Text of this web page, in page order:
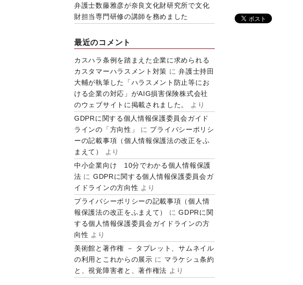
弁護士数藤雅彦が奈良文化財研究所で文化
財担当専門研修の講師を務めました
最近のコメント
カスハラ条例を踏まえた企業に求められる
カスタマーハラスメント対策 に弁護士持田
大輔が執筆した「ハラスメント防止等にお
ける企業の対応」がAIG損害保険株式会社
のウェブサイトに掲載されました。
より
GDPRに関する個人情報保護委員会ガイド
ラインの「方向性」
に プライバシーポリシ
ーの記載事項（個人情報保護法の改正をふ
まえて）
より
中小企業向け 10分でわかる個人情報保護
法 に GDPRに関する個人情報保護委員会ガ
イドラインの方向性 より
プライバシーポリシーの記載事項（個人情
報保護法の改正をふまえて）
にGDPRに関
する個人情報保護委員会ガイドラインの方
向性 より
美術館と著作権 － タブレット、サムネイル
の利用とこれからの展示 に マラケシュ条約
と、視覚障害者と、著作権法 より